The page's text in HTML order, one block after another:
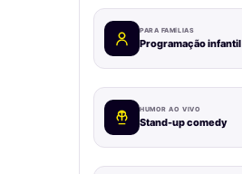
PARA FAMÍLIAS
Programação infantil
HUMOR AO VIVO
Stand-up comedy